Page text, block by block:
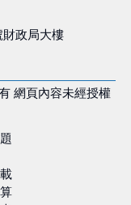
財政局大樓
網頁內容未經授權